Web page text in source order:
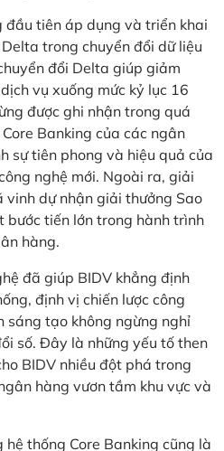
đầu tiên áp dụng và triển khai
trong chuyển đổi dữ liệu
đổi Delta giúp giảm
vụ xuống mức kỷ lục 16
được ghi nhận trong quá
Banking của các ngân
sự tiên phong và hiệu quả của
nghệ mới. Ngoài ra, giải
dự nhận giải thưởng Sao
bước tiến lớn trong hành trình
hàng.
đã giúp BIDV khẳng định
định vị chiến lược công
sáng tạo không ngừng nghỉ
số. Đây là những yếu tố then
BIDV nhiều đột phá trong
hàng vươn tầm khu vực và
thống Core Banking cũng là